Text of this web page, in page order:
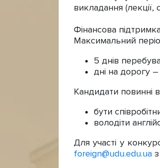
викладання
Фінансова
Максимальний
5 днів
дні на дорогу
Кандидати повинні
бути
володіти
Для участі у
foreign@udu.edu.ua